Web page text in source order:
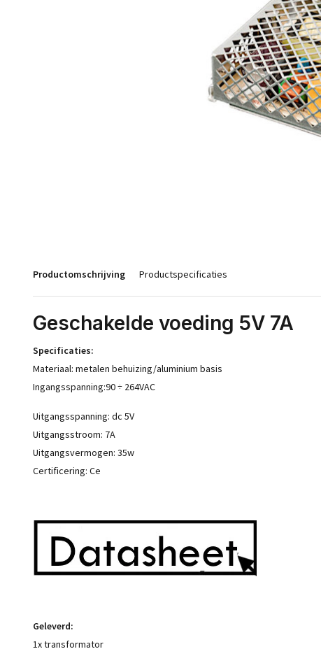
Productomschrijving Productspecificaties
Geschakelde voeding 5V 7A
Specificaties:
Materiaal: metalen behuizing/aluminium basis
Ingangsspanning:90 ÷ 264VAC
Uitgangsspanning: dc 5V
Uitgangsstroom: 7A
Uitgangsvermogen: 35w
Certificering: Ce
Geleverd:
1x transformator